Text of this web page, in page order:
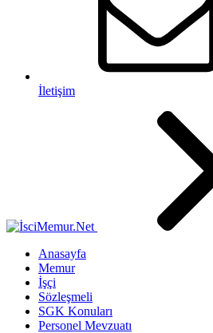
İletişim
Anasayfa
Memur
İşçi
Sözleşmeli
SGK Konuları
Personel Mevzuatı